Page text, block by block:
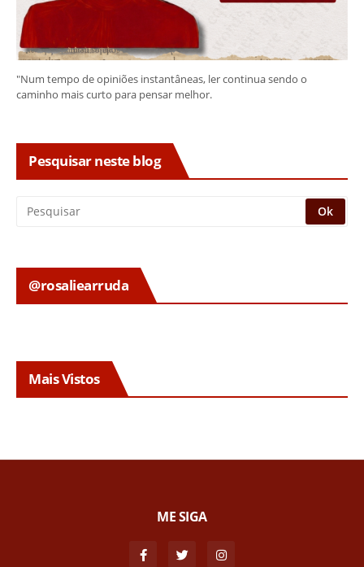
"Num tempo de opiniões instantâneas, ler continua sendo o
caminho mais curto para pensar melhor.
Pesquisar neste blog
@rosaliearruda
Mais Vistos
ME SIGA